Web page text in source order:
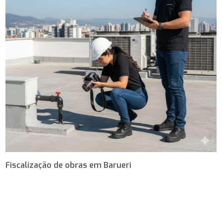
Fiscalização de obras em Barueri